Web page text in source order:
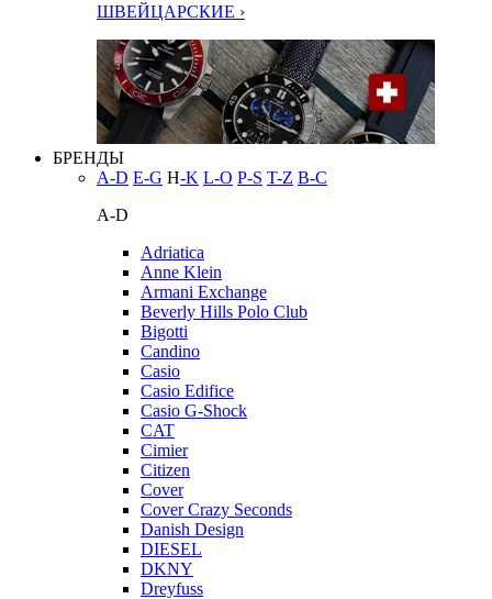
ШВЕЙЦАРСКИЕ ›
БРЕНДЫ
A-D E-G H-K L-O P-S T-Z В-С
A-D
Adriatica
Anne Klein
Armani Exchange
Beverly Hills Polo Club
Bigotti
Candino
Casio
Casio Edifice
Casio G-Shock
CAT
Cimier
Citizen
Cover
Cover Crazy Seconds
Danish Design
DIESEL
DKNY
Dreyfuss